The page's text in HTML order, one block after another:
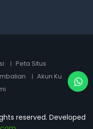
Peta Situs
Akun Ku
reserved. Developed